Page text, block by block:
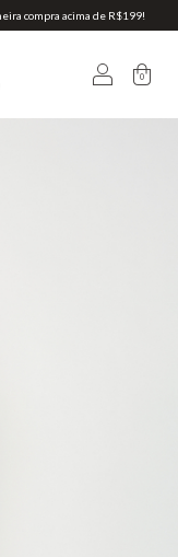
compra acima de R$199!
0